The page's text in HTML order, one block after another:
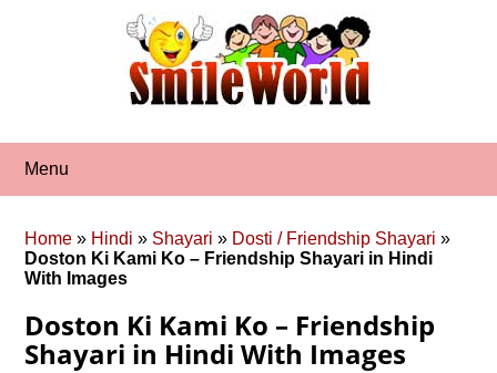
Menu
Home » Hindi » Shayari » Dosti / Friendship Shayari »
Doston Ki Kami Ko – Friendship Shayari in Hindi
With Images
Doston Ki Kami Ko – Friendship
Shayari in Hindi With Images